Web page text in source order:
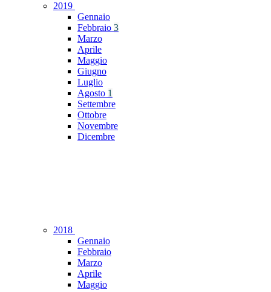
2019
Gennaio
Febbraio 3
Marzo
Aprile
Maggio
Giugno
Luglio
Agosto 1
Settembre
Ottobre
Novembre
Dicembre
2018
Gennaio
Febbraio
Marzo
Aprile
Maggio